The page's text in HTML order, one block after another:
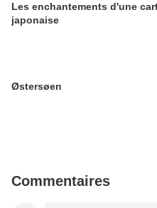
Les enchantements d'une
japonaise
Østersøen
Commentaires